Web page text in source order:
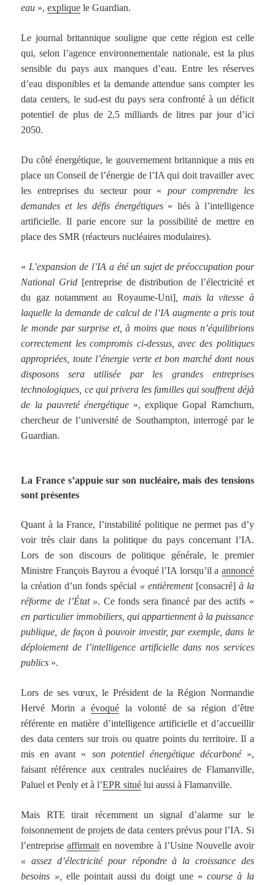
eau »,explique le Guardian.
Le journal britannique souligne que cette région est celle
qui, selon l’agence environnementale nationale, est la plus
sensible du pays aux manques d’eau. Entre les réserves
d’eau disponibles et la demande attendue sans compter les
data centers, le sud-est du pays sera confronté à un déficit
potentiel de plus de 2,5 milliards de litres par jour d’ici
2050.
Du côté énergétique, le gouvernement britannique a mis en
place un Conseil de l’énergie de l’IA qui doit travailler avec
les entreprises du secteur pour « pour comprendre les
demandes et les défis énergétiques» liés à l’intelligence
artificielle. Il parie encore sur la possibilité de mettre en
place des SMR (réacteurs nucléaires modulaires).
« L’expansion de l’IA a été un sujet de préoccupation pour
National Grid [entreprise de distribution de l’électricité et
du gaz notamment au Royaume-Uni], mais la vitesse à
laquelle la demande de calcul de l’IA augmente a pris tout
le monde par surprise et, à moins que nous n’équilibrions
correctement les compromis ci-dessus, avec des politiques
appropriées, toute l’énergie verte et bon marché dont nous
disposons sera utilisée par les grandes entreprises
technologiques, ce qui privera les familles qui souffrent déjà
de la pauvreté énergétique», explique Gopal Ramchurn,
chercheur de l’université de Southampton, interrogé par le
Guardian.
La France s’appuie sur son nucléaire, mais des tensions
sont présentes
Quant à la France, l’instabilité politique ne permet pas d’y
voir très clair dans la politique du pays concernant l’IA.
Lors de son discours de politique générale, le premier
Ministre François Bayrou a évoqué l’IA lorsqu’il a annoncé
la création d’un fonds spécial « entièrement [consacré]à la
réforme de l’État ». Ce fonds sera financé par des actifs «
en particulier immobiliers, qui appartiennent à la puissance
publique, de façon à pouvoir investir, par exemple, dans le
déploiement de l’intelligence artificielle dans nos services
publics ».
Lors de ses vœux, le Président de la Région Normandie
Hervé Morin aévoqué la volonté de sa région d’être
référente en matière d’intelligence artificielle et d’accueillir
des data centers sur trois ou quatre points du territoire. Il a
mis en avant « son potentiel énergétique décarboné»,
faisant référence aux centrales nucléaires de Flamanville,
Paluel et Penly et à l’EPR situé lui aussi à Flamanville.
Mais RTE tirait récemment un signal d’alarme sur le
foisonnement de projets de data centers prévus pour l’IA. Si
l’entrepriseaffirmait en novembre à l’Usine Nouvelle avoir
« assez d’électricité pour répondre à la croissance des
besoins »,
elle pointait aussi du doigt une «course à la